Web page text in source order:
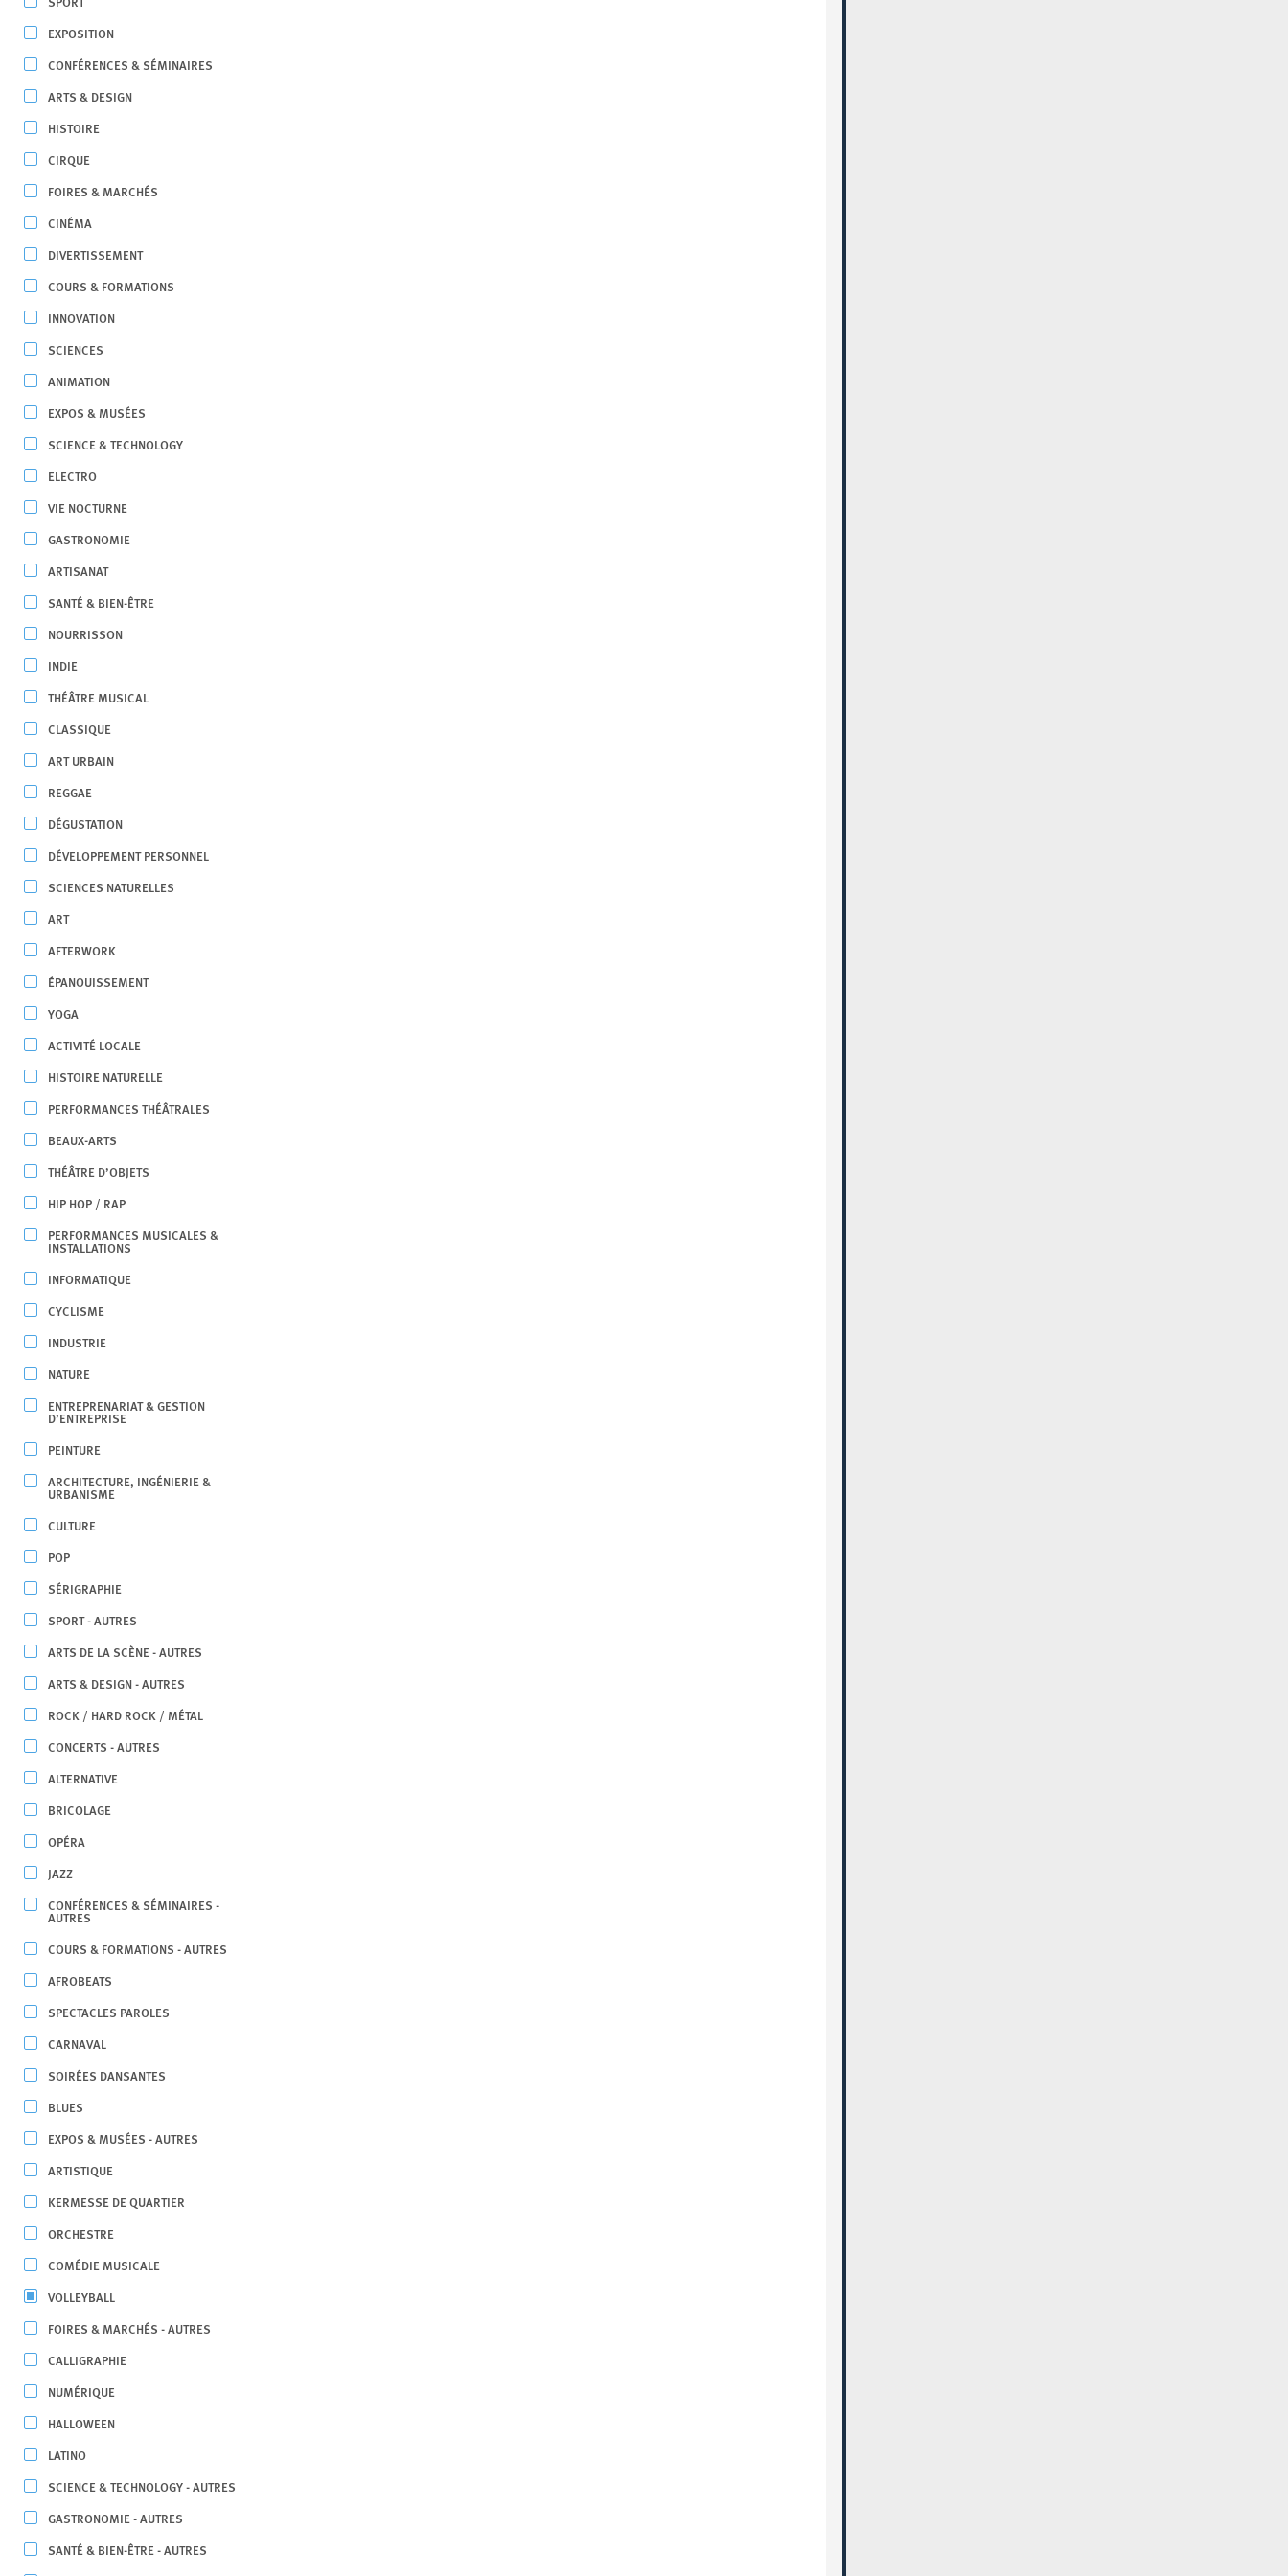
EXPOSITION
CONFÉRENCES & SÉMINAIRES
ARTS & DESIGN
HISTOIRE
CIRQUE
FOIRES & MARCHÉS
CINÉMA
DIVERTISSEMENT
COURS & FORMATIONS
INNOVATION
SCIENCES
ANIMATION
EXPOS & MUSÉES
SCIENCE & TECHNOLOGY
ELECTRO
VIE NOCTURNE
GASTRONOMIE
ARTISANAT
SANTÉ & BIEN-ÊTRE
NOURRISSON
INDIE
THÉÂTRE MUSICAL
CLASSIQUE
ART URBAIN
REGGAE
DÉGUSTATION
DÉVELOPPEMENT PERSONNEL
SCIENCES NATURELLES
ART
AFTERWORK
ÉPANOUISSEMENT
YOGA
ACTIVITÉ LOCALE
HISTOIRE NATURELLE
PERFORMANCES THÉÂTRALES
BEAUX-ARTS
THÉÂTRE D’OBJETS
HIP HOP / RAP
PERFORMANCES MUSICALES &
INSTALLATIONS
INFORMATIQUE
CYCLISME
INDUSTRIE
NATURE
ENTREPRENARIAT & GESTION
D’ENTREPRISE
PEINTURE
ARCHITECTURE, INGÉNIERIE &
URBANISME
CULTURE
POP
SÉRIGRAPHIE
SPORT - AUTRES
ARTS DE LA SCÈNE - AUTRES
ARTS & DESIGN - AUTRES
ROCK / HARD ROCK / MÉTAL
CONCERTS - AUTRES
ALTERNATIVE
BRICOLAGE
OPÉRA
JAZZ
CONFÉRENCES & SÉMINAIRES -
AUTRES
COURS & FORMATIONS - AUTRES
AFROBEATS
SPECTACLES PAROLES
CARNAVAL
SOIRÉES DANSANTES
BLUES
EXPOS & MUSÉES - AUTRES
ARTISTIQUE
KERMESSE DE QUARTIER
ORCHESTRE
COMÉDIE MUSICALE
VOLLEYBALL
FOIRES & MARCHÉS - AUTRES
CALLIGRAPHIE
NUMÉRIQUE
HALLOWEEN
LATINO
SCIENCE & TECHNOLOGY - AUTRES
GASTRONOMIE - AUTRES
SANTÉ & BIEN-ÊTRE - AUTRES